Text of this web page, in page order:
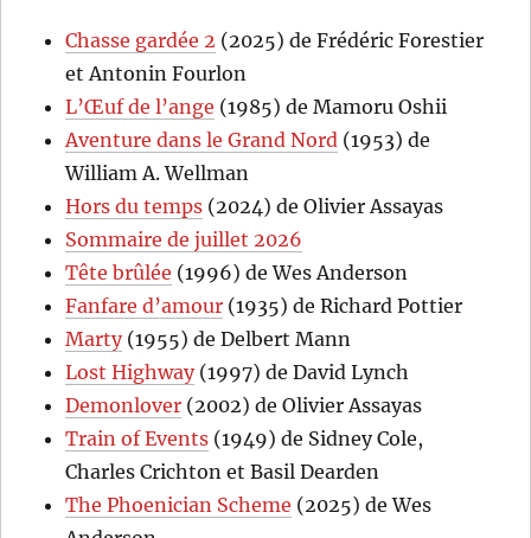
Chasse gardée 2 (2025) de Frédéric Forestier
et Antonin Fourlon
L’Œuf de l’ange (1985) de Mamoru Oshii
Aventure dans le Grand Nord (1953) de
William A. Wellman
Hors du temps (2024) de Olivier Assayas
Sommaire de juillet 2026
Tête brûlée (1996) de Wes Anderson
Fanfare d’amour (1935) de Richard Pottier
Marty(1955) de Delbert Mann
Lost Highway(1997) de David Lynch
Demonlover (2002) de Olivier Assayas
Train of Events (1949) de Sidney Cole,
Charles Crichton et Basil Dearden
The Phoenician Scheme (2025) de Wes